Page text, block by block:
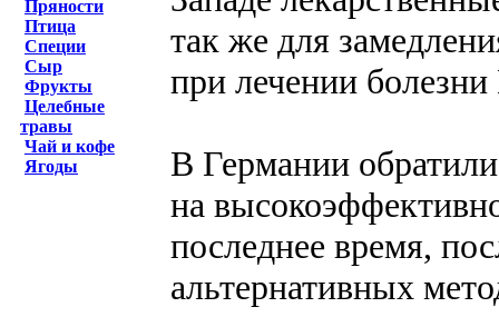
Пряности
Птица
Специи
Сыр
Фрукты
Целебные
травы
Чай и кофе
Ягоды
так же для
при лечении
В Германии
на
последнее время,
альтернативных